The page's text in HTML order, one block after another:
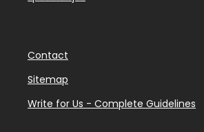
Contact
Sitemap
Write for Us - Complete Guidelines